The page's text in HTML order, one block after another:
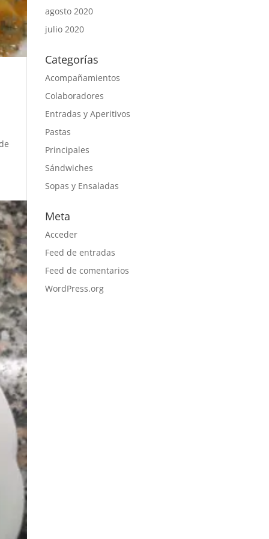
agosto 2020
julio 2020
Categorías
Acompañamientos
Colaboradores
Entradas y Aperitivos
Pastas
Principales
Sándwiches
Sopas y Ensaladas
Meta
Acceder
Feed de entradas
Feed de comentarios
WordPress.org